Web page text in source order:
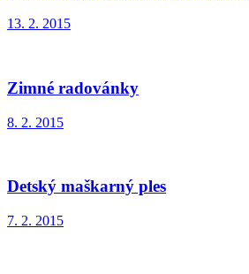
13. 2. 2015
Zimné radovánky
8. 2. 2015
Detský maškarný ples
7. 2. 2015